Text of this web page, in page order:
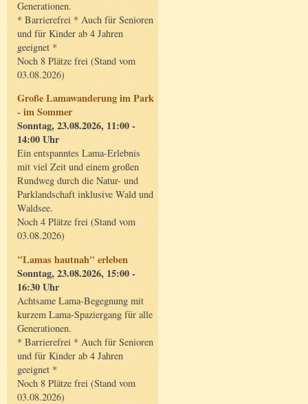
Generationen.
* Barrierefrei * Auch für Senioren
und für Kinder ab 4 Jahren
geeignet *
Noch 8 Plätze frei (Stand vom
03.08.2026)
Große Lamawanderung im Park
- im Sommer
Sonntag, 23.08.2026, 11:00 -
14:00 Uhr
Ein entspanntes Lama-Erlebnis
mit viel Zeit und einem großen
Rundweg durch die Natur- und
Parklandschaft inklusive Wald und
Waldsee.
Noch 4 Plätze frei (Stand vom
03.08.2026)
"Lamas hautnah" erleben
Sonntag, 23.08.2026, 15:00 -
16:30 Uhr
Achtsame Lama-Begegnung mit
kurzem Lama-Spaziergang für alle
Generationen.
* Barrierefrei * Auch für Senioren
und für Kinder ab 4 Jahren
geeignet *
Noch 8 Plätze frei (Stand vom
03.08.2026)